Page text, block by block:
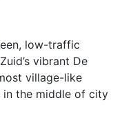
low-traffic
vibrant De
village-like
in the middle of city